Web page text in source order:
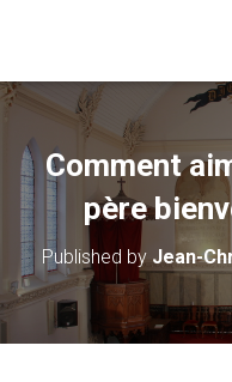
Comment
père
Published by Jean-